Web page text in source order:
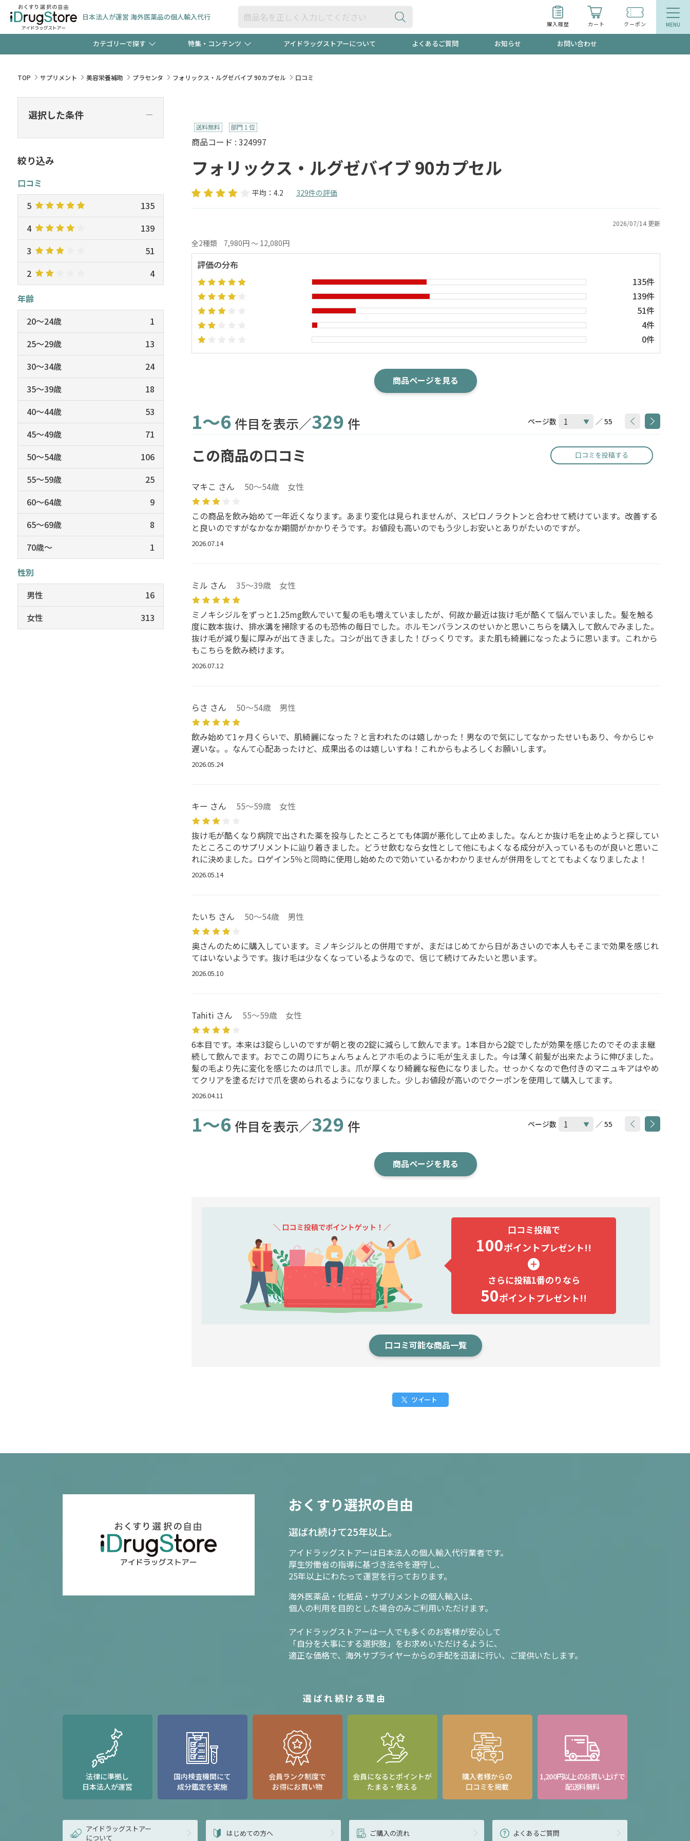
日本法人が運営 海外医薬品の個人輸入代行
購入履歴 カート クーポン
カテゴリーで探す
検査キット ペット用品
特集・コンテンツ
【週末限定】新規会員登録ポイント2倍600円分プレ
極冷メントールで、夏の頭皮ストレスを完全リセッ
当店スタッフが贈る音声プログラム
アイドラッグストアーについて よくあるご質問 お知らせ お問い合わせ
TOP サプリメント 美容栄養補助 プラセンタ フォリックス・ルグゼバイブ 90カプセル 口コミ
商品コード : 324997
フォリックス・ルグゼバイブ 90カプセル
平均：4.2 329件の評価
2026/07/14 更新
全2種類 7,980円 ～ 12,080円
評価の分布
135件
139件
51件
4件
0件
商品ページを見る
1～6 件目を表示／329 件 ページ数 ／ 55
この商品の口コミ 口コミを投稿する
マキこ さん 50～54歳 女性
この商品を飲み始めて一年近くなります。あまり変化は見られませんが、スピロノラクトンと合わせて続けています。改善する
と良いのですがなかなか期間がかかりそうです。お値段も高いのでもう少しお安いとありがたいのですが。
2026.07.14
ミル さん 35～39歳 女性
ミノキシジルをずっと1.25mg飲んでいて髪の毛も増えていましたが、何故か最近は抜け毛が酷くて悩んでいました。髪を触る
度に数本抜け、排水溝を掃除するのも恐怖の毎日でした。ホルモンバランスのせいかと思いこちらを購入して飲んでみました。
抜け毛が減り髪に厚みが出てきました。コシが出てきました！びっくりです。また肌も綺麗になったように思います。これから
もこちらを飲み続けます。
2026.07.12
らさ さん 50～54歳 男性
飲み始めて1ヶ月くらいで、肌綺麗になった？と言われたのは嬉しかった！男なので気にしてなかったせいもあり、今からじゃ
遅いな。。なんて心配あったけど、成果出るのは嬉しいすね！これからもよろしくお願いします。
2026.05.24
キー さん 55～59歳 女性
抜け毛が酷くなり病院で出された薬を投与したところとても体調が悪化して止めました。なんとか抜け毛を止めようと探してい
たところこのサプリメントに辿り着きました。どうせ飲むなら女性として他にもよくなる成分が入っているものが良いと思いこ
れに決めました。ロゲイン5％と同時に使用し始めたので効いているかわかりませんが併用をしてとてもよくなりましたよ！
2026.05.14
たいち さん 50～54歳 男性
奥さんのために購入しています。ミノキシジルとの併用ですが、まだはじめてから日があさいので本人もそこまで効果を感じれ
てはいないようです。抜け毛は少なくなっているようなので、信じて続けてみたいと思います。
2026.05.10
Tahiti さん 55～59歳 女性
6本目です。本来は3錠らしいのですが朝と夜の2錠に減らして飲んでます。1本目から2錠でしたが効果を感じたのでそのまま継
続して飲んでます。おでこの周りにちょんちょんとアホ毛のように毛が生えました。今は薄く前髪が出来たように伸びました。
髪の毛より先に変化を感じたのは爪でしま。爪が厚くなり綺麗な桜色になりました。せっかくなので色付きのマニュキアはやめ
てクリアを塗るだけで爪を褒められるようになりました。少しお値段が高いのでクーポンを使用して購入してます。
2026.04.11
1～6 件目を表示／329 件 ページ数 ／ 55
商品ページを見る
口コミ投稿で
100ポイントプレゼント!!
さらに投稿1番のりなら
50ポイントプレゼント!!
口コミ可能な商品一覧
ツイート
選択した条件 ―
絞り込み
口コミ
5
135
4
139
3
51
2
4
年齢
20～24歳
1
25～29歳
13
30～34歳
24
35～39歳
18
40～44歳
53
45～49歳
71
50～54歳
106
55～59歳
25
60～64歳
9
65～69歳
8
70歳～
1
性別
男性
16
女性
313
おくすり選択の自由
選ばれ続けて25年以上。
アイドラッグストアーは日本法人の個人輸入代行業者です。
厚生労働省の指導に基づき法令を遵守し、
25年以上にわたって運営を行っております。
海外医薬品・化粧品・サプリメントの個人輸入は、
個人の利用を目的とした場合のみご利用いただけます。
アイドラッグストアーは一人でも多くのお客様が安心して
「自分を大事にする選択肢」をお求めいただけるように、
適正な価格で、海外サプライヤーからの手配を迅速に行い、ご提供いたします。
選ばれ続ける理由
法律に準拠し
日本法人が運営
国内検査機関にて
成分鑑定を実施
会員ランク制度で
お得にお買い物
会員になるとポイントが
たまる・使える
購入者様からの
口コミを掲載
1,200円以上のお買い上げで
配送料無料
アイドラッグストアー
について
はじめての方へ ご購入の流れ よくあるご質問